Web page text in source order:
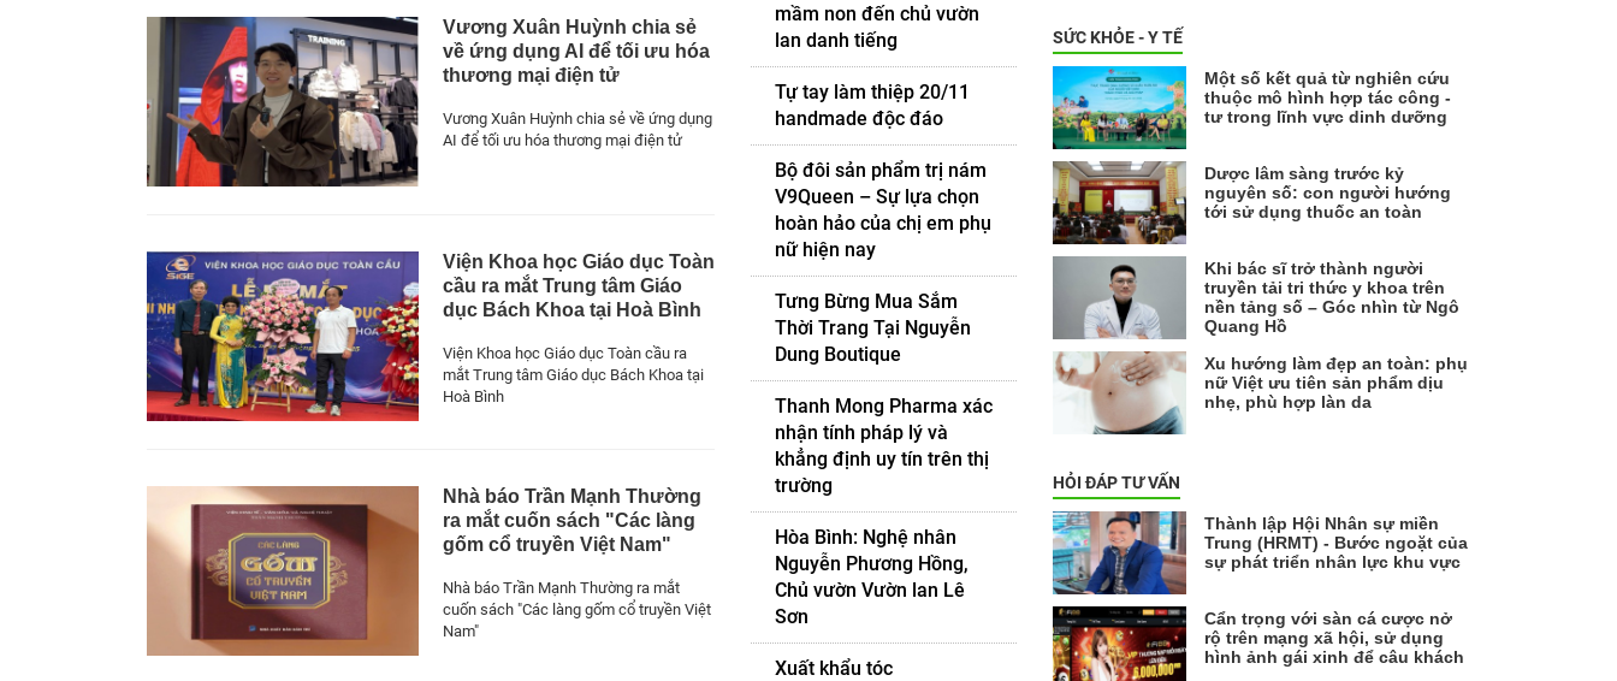
Vương Xuân Huỳnh chia sẻ
về ứng dụng AI để tối ưu hóa
thương mại điện tử
Vương Xuân Huỳnh chia sẻ về ứng dụng
AI để tối ưu hóa thương mại điện tử
Viện Khoa học Giáo dục Toàn
cầu ra mắt Trung tâm Giáo
dục Bách Khoa tại Hoà Bình
Viện Khoa học Giáo dục Toàn cầu ra
mắt Trung tâm Giáo dục Bách Khoa tại
Hoà Bình
Nhà báo Trần Mạnh Thường
ra mắt cuốn sách "Các làng
gốm cổ truyền Việt Nam"
Nhà báo Trần Mạnh Thường ra mắt
cuốn sách "Các làng gốm cổ truyền Việt
Nam"
mầm non đến chủ vườn
lan danh tiếng
Tự tay làm thiệp 20/11
handmade độc đáo
Bộ đôi sản phẩm trị nám
V9Queen – Sự lựa chọn
hoàn hảo của chị em phụ
nữ hiện nay
Tưng Bừng Mua Sắm
Thời Trang Tại Nguyễn
Dung Boutique
Thanh Mong Pharma xác
nhận tính pháp lý và
khẳng định uy tín trên thị
trường
Hòa Bình: Nghệ nhân
Nguyễn Phương Hồng,
Chủ vườn Vườn lan Lê
Sơn
Xuất khẩu tóc
SỨC KHỎE - Y TẾ
Một số kết quả từ nghiên cứu
thuộc mô hình hợp tác công -
tư trong lĩnh vực dinh dưỡng
Dược lâm sàng trước kỷ
nguyên số: con người hướng
tới sử dụng thuốc an toàn
Khi bác sĩ trở thành người
truyền tải tri thức y khoa trên
nền tảng số – Góc nhìn từ Ngô
Quang Hồ
Xu hướng làm đẹp an toàn: phụ
nữ Việt ưu tiên sản phẩm dịu
nhẹ, phù hợp làn da
HỎI ĐÁP TƯ VẤN
Thành lập Hội Nhân sự miền
Trung (HRMT) - Bước ngoặt của
sự phát triển nhân lực khu vực
Cẩn trọng với sàn cá cược nở
rộ trên mạng xã hội, sử dụng
hình ảnh gái xinh để câu khách